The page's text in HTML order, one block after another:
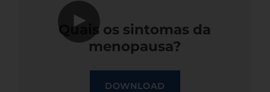
▶
Quais os sintomas da
menopausa?
DOWNLOAD